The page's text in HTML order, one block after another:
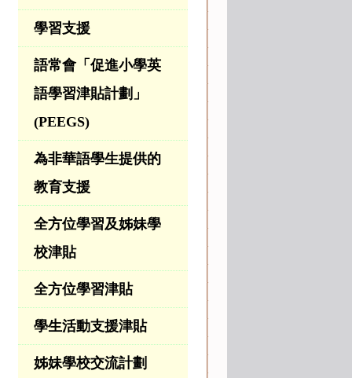
學習支援
語常會「促進小學英
語學習津貼計劃」
(PEEGS)
為非華語學生提供的
教育支援
全方位學習及姊妹學
校津貼
全方位學習津貼
學生活動支援津貼
姊妹學校交流計劃